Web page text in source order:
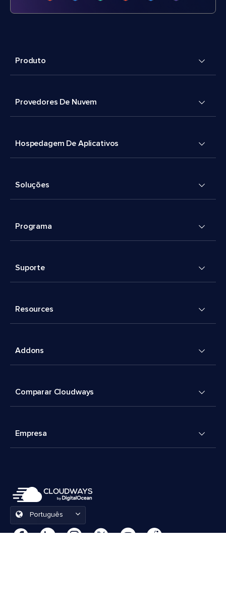
Produto
Provedores De Nuvem
Hospedagem De Aplicativos
Soluções
Programa
Suporte
Resources
Addons
Comparar Cloudways
Empresa
Português